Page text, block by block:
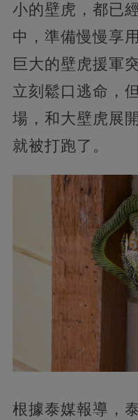
小的壁虎，都已
中，準備慢慢享
巨大的壁虎援軍
立刻鬆口逃命，
場，和大壁虎展
就被打跑了。
根據泰媒報導，